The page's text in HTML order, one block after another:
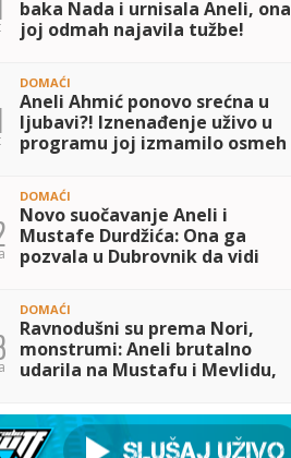
baka Nada i urnisala Aneli, ona
joj odmah najavila tužbe!
DOMAĆI
Aneli Ahmić ponovo srećna u
ljubavi?! Iznenađenje uživo u
programu joj izmamilo osmeh
ceduljici koju je dobila! (VIDEO
DOMAĆI
Novo suočavanje Aneli i
Mustafe Durdžića: Ona ga
pozvala u Dubrovnik da vidi
razlog (VIDEO)
DOMAĆI
Ravnodušni su prema Nori,
monstrumi: Aneli brutalno
udarila na Mustafu i Mevlidu,
Durdžića: Uništili su dete, ona
im je pr